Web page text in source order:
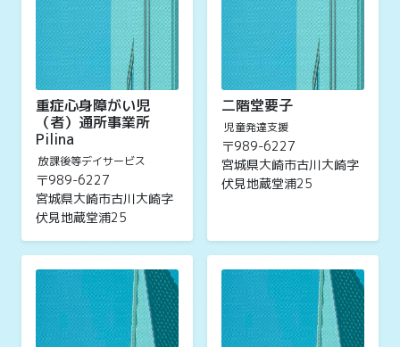
重症心身障がい児
（者）通所事業所
Pilina
放課後等デイサービス
〒989-6227
宮城県大崎市古川大崎字
伏見地蔵堂浦25
二階堂要子
児童発達支援
〒989-6227
宮城県大崎市古川大崎字
伏見地蔵堂浦25